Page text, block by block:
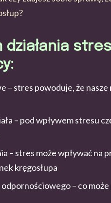
działania
– stres powoduje, że
– pod wpływem stresu
– stres może wpływać na
kręgosłupa
odpornościowego – co